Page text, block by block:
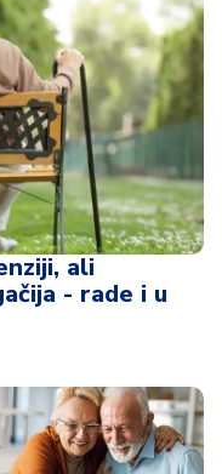
ali
- rade i u